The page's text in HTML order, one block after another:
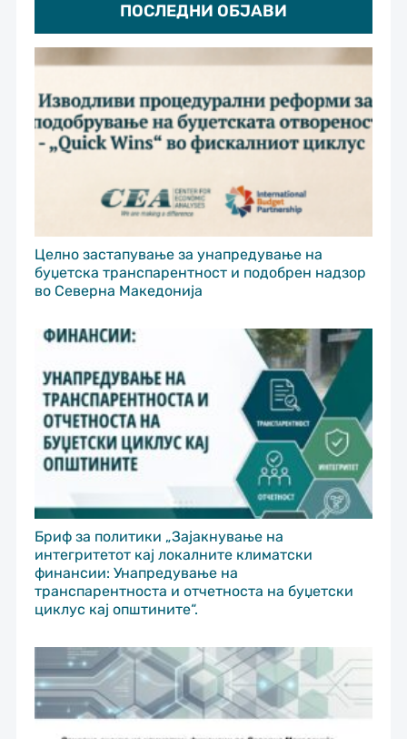
ПОСЛЕДНИ ОБЈАВИ
Целно застапување за унапредување на
буџетска транспарентност и подобрен надзор
во Северна Македонија
Бриф за политики „Зајакнување на
интегритетот кај локалните климатски
финансии: Унапредување на
транспарентноста и отчетноста на буџетски
циклус кај општините“.